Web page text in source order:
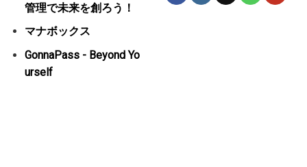
管理で未来を創ろう！
マナボックス
GonnaPass - Beyond Yo
urself